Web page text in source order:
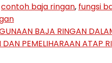
contoh baja ringan, fungsi
BAJA RINGAN
PEMELIHARAAN ATAP